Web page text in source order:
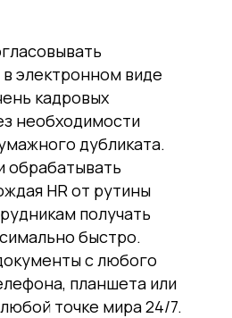
электронном виде
кадровых
необходимости
дубликата.
обрабатывать
HR от рутины
получать
быстро.
с любого
планшета или
точке мира 24/7.